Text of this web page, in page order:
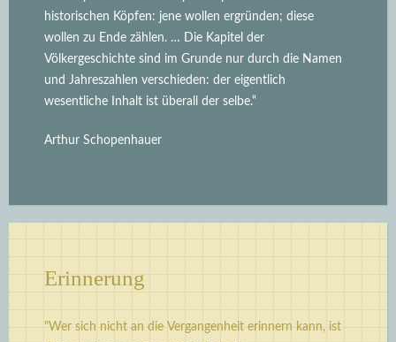
historischen Köpfen: jene wollen ergründen; diese
wollen zu Ende zählen. … Die Kapitel der
Völkergeschichte sind im Grunde nur durch die Namen
und Jahreszahlen verschieden: der eigentlich
wesentliche Inhalt ist überall der selbe.“
Arthur Schopenhauer
Erinnerung
"Wer sich nicht an die Vergangenheit erinnern kann, ist